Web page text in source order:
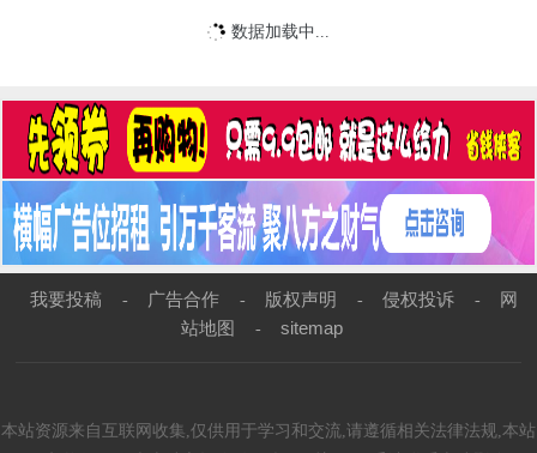
数据加载中...
我要投稿 - 广告合作 - 版权声明 - 侵权投诉 -
网
站地图
- sitemap
本站资源来自互联网收集,仅供用于学习和交流,请遵循相关法律法规,本站